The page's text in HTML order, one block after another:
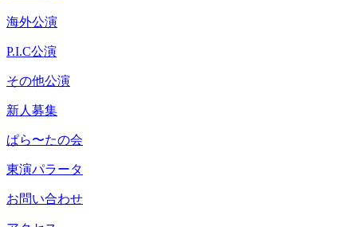
海外公演
P.I.C公演
その他公演
新人募集
ぱら〜たの会
東演パラータ
お問い合わせ